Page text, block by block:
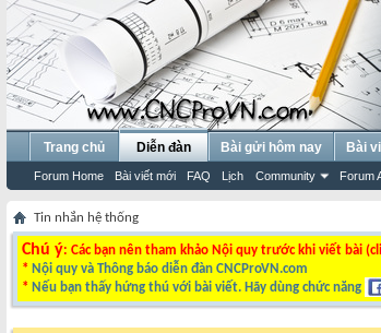
Trang chủ Diễn đàn
Forum Home Bài viết mới FAQ Lịch Community Forum
Bài gửi hôm nay Bài
Tin nhắn hệ thống
Chú ý: Các bạn nên tham khảo Nội quy trước khi viết bài
* Nội quy và Thông báo diễn đàn CNCProVN.com
* Nếu bạn thấy hứng thú với bài viết. Hãy dùng chức năng